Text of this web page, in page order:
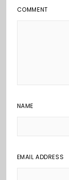
COMMENT
NAME
EMAIL ADDRESS